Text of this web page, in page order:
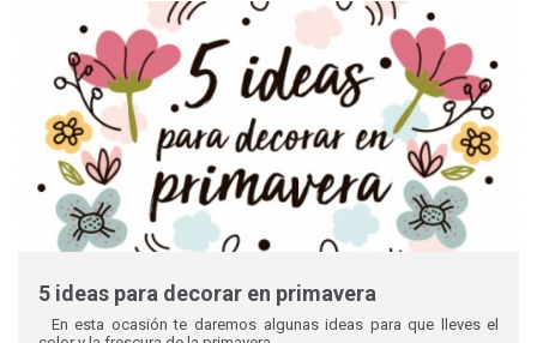
5 ideas para decorar en primavera
En esta ocasión te daremos algunas ideas para que lleves el